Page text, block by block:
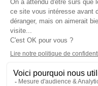
Estimez votre voiture
Mentions légales
CGU